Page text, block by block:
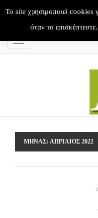
Menu
ΜΉΝΑΣ: ΑΠΡΊΛΙΟΣ 2022
To site χρησιμοποιεί cookies
όταν το επισκέπτεστε.